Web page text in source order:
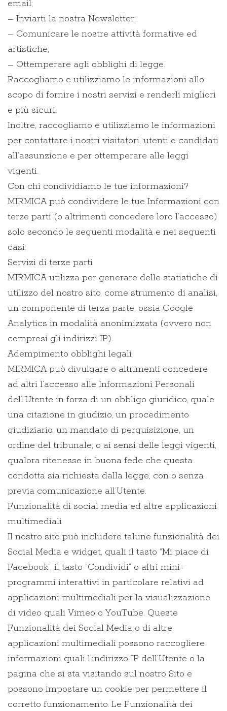
email;
– Inviarti la nostra Newsletter;
– Comunicare le nostre attività formative ed
artistiche;
– Ottemperare agli obblighi di legge.
Raccogliamo e utilizziamo le informazioni allo
scopo di fornire i nostri servizi e renderli migliori
e più sicuri.
Inoltre, raccogliamo e utilizziamo le informazioni
per contattare i nostri visitatori, utenti e candidati
all’assunzione e per ottemperare alle leggi
vigenti.
Con chi condividiamo le tue informazioni?
MIRMICA può condividere le tue Informazioni con
terze parti (o altrimenti concedere loro l’accesso)
solo secondo le seguenti modalità e nei seguenti
casi:
Servizi di terze parti
MIRMICA utilizza per generare delle statistiche di
utilizzo del nostro sito, come strumento di analisi,
un componente di terza parte, ossia Google
Analytics in modalità anonimizzata (ovvero non
compresi gli indirizzi IP).
Adempimento obblighi legali
MIRMICA può divulgare o altrimenti concedere
ad altri l’accesso alle Informazioni Personali
dell’Utente in forza di un obbligo giuridico, quale
una citazione in giudizio, un procedimento
giudiziario, un mandato di perquisizione, un
ordine del tribunale, o ai sensi delle leggi vigenti,
qualora ritenesse in buona fede che questa
condotta sia richiesta dalla legge, con o senza
previa comunicazione all’Utente.
Funzionalità di social media ed altre applicazioni
multimediali
Il nostro sito può includere talune funzionalità dei
Social Media e widget, quali il tasto “Mi piace di
Facebook”, il tasto “Condividi” o altri mini-
programmi interattivi in particolare relativi ad
applicazioni multimediali per la visualizzazione
di video quali Vimeo o YouTube. Queste
Funzionalità dei Social Media o di altre
applicazioni multimediali possono raccogliere
informazioni quali l’indirizzo IP dell’Utente o la
pagina che si sta visitando sul nostro Sito e
possono impostare un cookie per permettere il
corretto funzionamento. Le Funzionalità dei